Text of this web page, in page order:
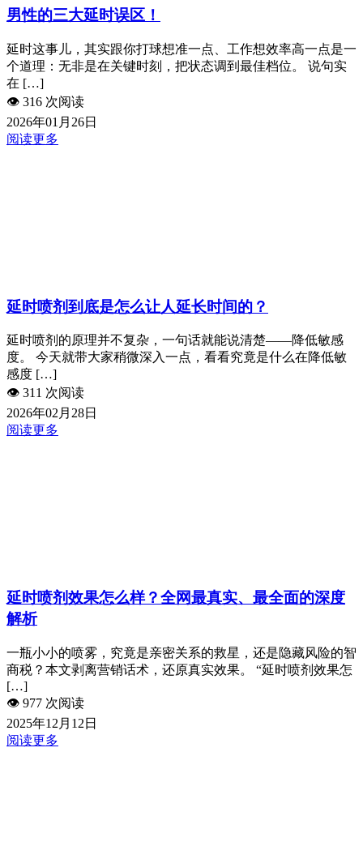
男性的三大延时误区！
延时这事儿，其实跟你打球想准一点、工作想效率高一点是一
个道理：无非是在关键时刻，把状态调到最佳档位。 说句实
在 […]
👁️ 316 次阅读
2026年01月26日
阅读更多
延时喷剂到底是怎么让人延长时间的？
延时喷剂的原理并不复杂，一句话就能说清楚——降低敏感
度。 今天就带大家稍微深入一点，看看究竟是什么在降低敏
感度 […]
👁️ 311 次阅读
2026年02月28日
阅读更多
延时喷剂效果怎么样？全网最真实、最全面的深度
解析
一瓶小小的喷雾，究竟是亲密关系的救星，还是隐藏风险的智
商税？本文剥离营销话术，还原真实效果。 “延时喷剂效果怎
[…]
👁️ 977 次阅读
2025年12月12日
阅读更多